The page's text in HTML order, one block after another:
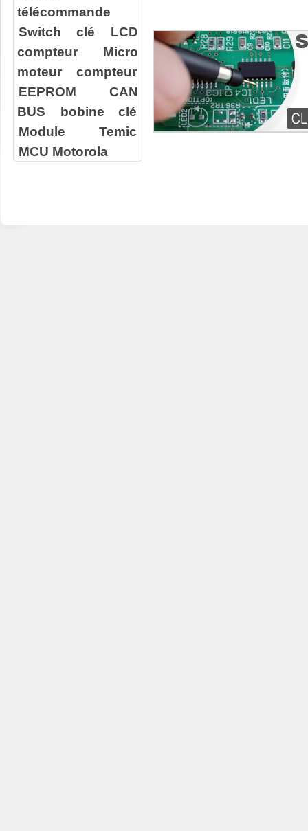
télécommande
Switch clé
LCD
compteur
Micro
moteur compteur
EEPROM
CAN
BUS
bobine clé
Module Temic
MCU Motorola